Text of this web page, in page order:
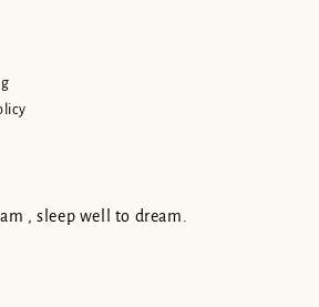
, sleep well to dream.